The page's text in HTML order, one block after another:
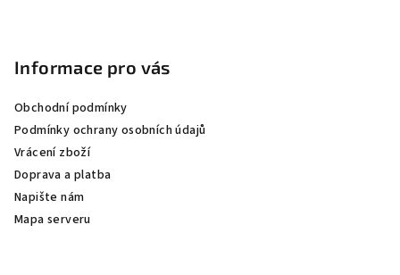
Informace pro vás
Obchodní podmínky
Podmínky ochrany osobních údajů
Vrácení zboží
Doprava a platba
Napište nám
Mapa serveru